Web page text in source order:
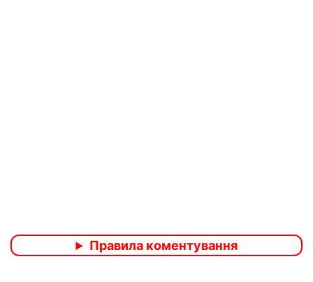
Правила коментування